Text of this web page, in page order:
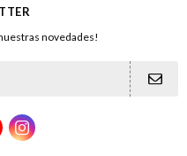
novedades!
